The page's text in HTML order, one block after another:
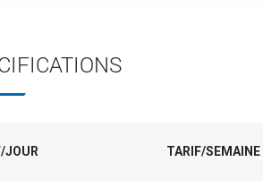
JOUR TARIF/SEMAINE